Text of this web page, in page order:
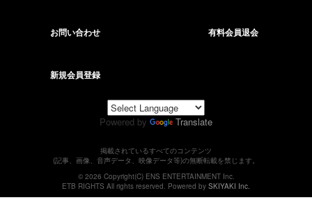
お問い合わせ 有料会員退会
新規会員登録
Powered by Translate
掲載されているすべてのコンテンツ
(記事、画像、音声データ、映像データ等)の無断転載を禁じます。
© 2026 Copyright(C) ENS ENTERTAINMENT Inc.
ETB RIGHTS All rights reserved. Powered by SKIYAKI Inc.